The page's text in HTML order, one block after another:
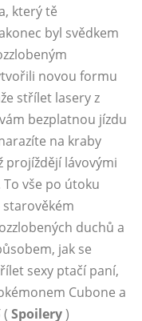
který tě
byl svědkem
novou formu
střílet lasery z
bezplatnou jízdu
na kraby
projíždějí lávovými
vše po útoku
duchů a
jak se
sexy ptačí paní,
Cubone a
( Spoilery)